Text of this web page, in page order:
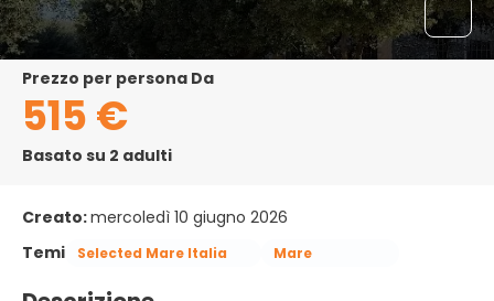
Prezzo per persona Da
515 €
Basato su 2 adulti
Creato:mercoledì 10 giugno 2026
Temi
Selected Mare Italia Mare